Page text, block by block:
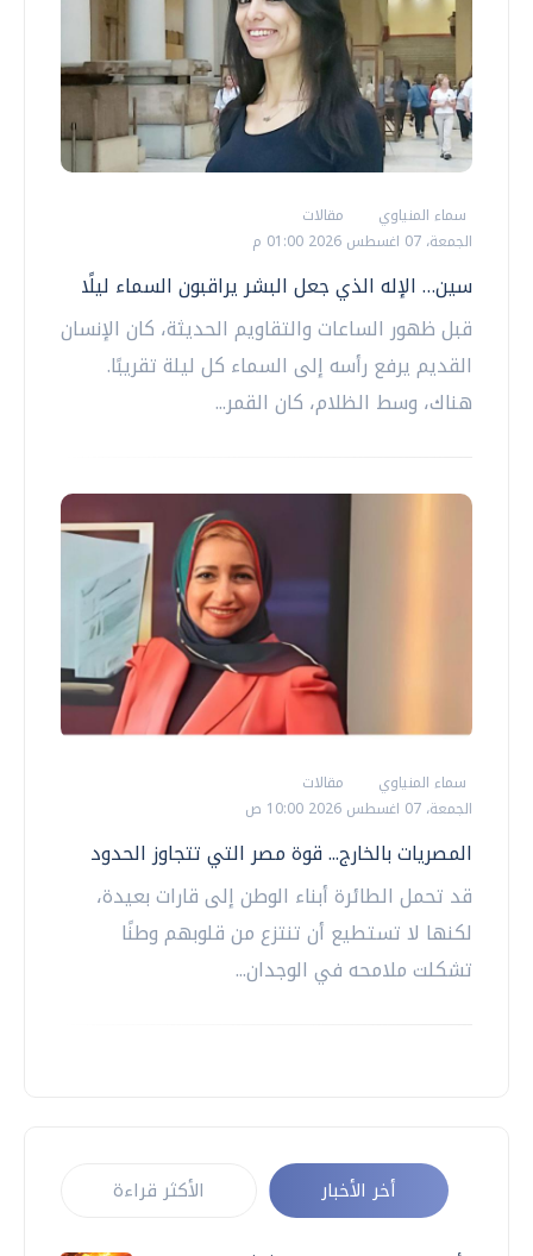
سماء المنياوي
مقالات
الجمعة، 07 اغسطس 2026 01:00 م
سين… الإله الذي جعل البشر يراقبون السماء ليلًا
قبل ظهور الساعات والتقاويم الحديثة، كان الإنسان
القديم يرفع رأسه إلى السماء كل ليلة تقريبًا.
هناك، وسط الظلام، كان القمر...
سماء المنياوي
مقالات
الجمعة، 07 اغسطس 2026 10:00 ص
المصريات بالخارج... قوة مصر التي تتجاوز الحدود
قد تحمل الطائرة أبناء الوطن إلى قارات بعيدة،
لكنها لا تستطيع أن تنتزع من قلوبهم وطنًا
تشكلت ملامحه في الوجدان...
أخر الأخبار الأكثر قراءة